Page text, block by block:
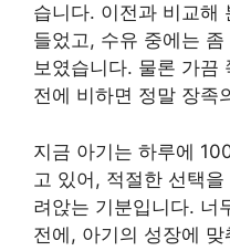
습니다. 이전과 비교해
들었고, 수유 중에는
보였습니다. 물론 가끔
전에 비하면 정말 장족
지금 아기는 하루에
고 있어, 적절한 선택
려앉는 기분입니다. 너
전에, 아기의 성장에